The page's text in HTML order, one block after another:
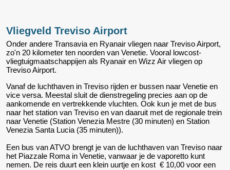
Vliegveld Treviso Airport
Onder andere Transavia en Ryanair vliegen naar Treviso Airport,
zo'n 20 kilometer ten noorden van Venetie. Vooral lowcost-
vliegtuigmaatschappijen als Ryanair en Wizz Air vliegen op
Treviso Airport.
Vanaf de luchthaven in Treviso rijden er bussen naar Venetie en
vice versa. Meestal sluit de dienstregeling precies aan op de
aankomende en vertrekkende vluchten. Ook kun je met de bus
naar het station van Treviso en van daaruit met de regionale trein
naar Venetie (Station Venezia Mestre (30 minuten) en Station
Venezia Santa Lucia (35 minuten)).
Een bus van ATVO brengt je van de luchthaven van Treviso naar
het Piazzale Roma in Venetie, vanwaar je de vaporetto kunt
nemen. De reis duurt een klein uurtje en kost € 10,00 voor een